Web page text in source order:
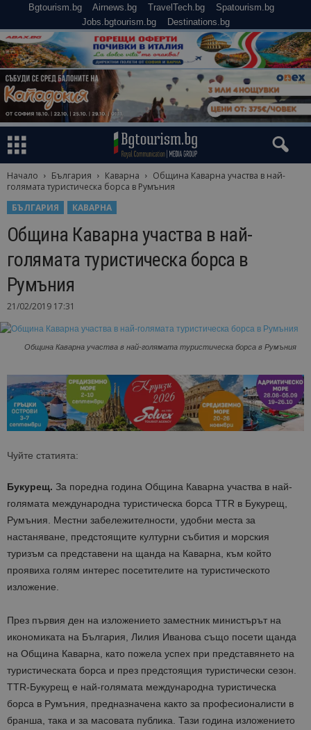
Bgtourism.bg Airnews.bg TravelTech.bg
Spatourism.bg
Jobs.bgtourism.bg
Destinations.bg
Начало България Каварна
Община Каварна участва в най-
голямата туристическа борса в Румъния
БЪЛГАРИЯ
КАВАРНА
Община Каварна участва в най-
голямата туристическа борса в
Румъния
21/02/2019 17:31
Община Каварна участва в най-голямата туристическа борса в Румъния
Чуйте статията:
Букурещ. За поредна година Община Каварна участва в най-
голямата международна туристическа борса ТТR в Букурещ,
Румъния. Местни забележителности, удобни места за
настаняване, предстоящите културни събития и морския
туризъм са представени на щанда на Каварна, към който
проявиха голям интерес посетителите на туристическото
изложение.
През първия ден на изложението заместник министърът на
икономиката на България, Лилия Иванова също посети щанда
на Община Каварна, като пожела успех при представянето на
туристическата борса и през предстоящия туристически сезон.
ТТR-Букурещ е най-голямата международна туристическа
борса в Румъния, предназначена както за професионалисти в
бранша, така и за масовата публика. Тази година изложението